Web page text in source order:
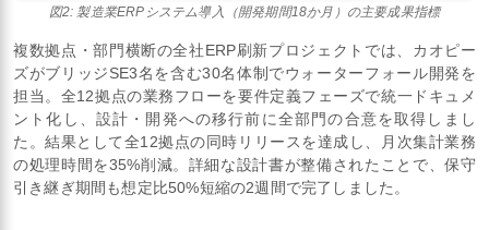
図2: 製造業ERPシステム導入（開発期間18か月）の主要成果指標
複数拠点・部門横断の全社ERP刷新プロジェクトでは、カオピー
ズがブリッジSE3名を含む30名体制でウォーターフォール開発を
担当。全12拠点の業務フローを要件定義フェーズで統一ドキュメ
ント化し、設計・開発への移行前に全部門の合意を取得しまし
た。結果として全12拠点の同時リリースを達成し、月次集計業務
の処理時間を35%削減。詳細な設計書が整備されたことで、保守
引き継ぎ期間も想定比50%短縮の2週間で完了しました。